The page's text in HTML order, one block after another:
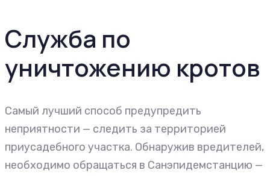
Служба по
уничтожению кротов
Самый лучший способ предупредить
неприятности — следить за территорией
приусадебного участка. Обнаружив вредителей,
необходимо обращаться в Санэпидемстанцию —